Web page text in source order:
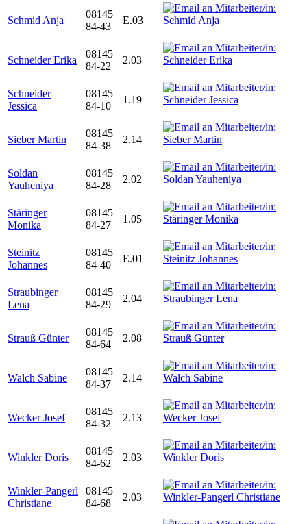
Schmid Anja
08145
84-43
E.03
Schneider Erika
08145
84-22
2.03
Schneider
Jessica
08145
84-10
1.19
Sieber Martin
08145
84-38
2.14
Soldan
Yauheniya
08145
84-28
2.02
Stäringer
Monika
08145
84-27
1.05
Steinitz
Johannes
08145
84-40
E.01
Straubinger
Lena
08145
84-29
2.04
Strauß Günter
08145
84-64
2.08
Walch Sabine
08145
84-37
2.14
Wecker Josef
08145
84-32
2.13
Winkler Doris
08145
84-62
2.03
Winkler-Pangerl
Christiane
08145
84-68
2.03